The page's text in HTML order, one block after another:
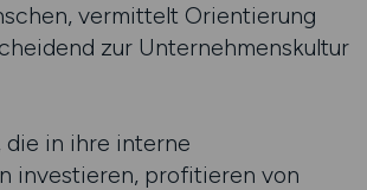
vermittelt Orientierung
zur Unternehmenskultur
die in ihre interne
investieren, profitieren von